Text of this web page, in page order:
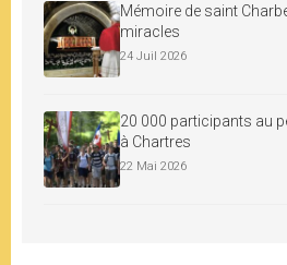
Mémoire de saint
miracles
24 Juil 2026
20 000 participants au
à Chartres
22 Mai 2026